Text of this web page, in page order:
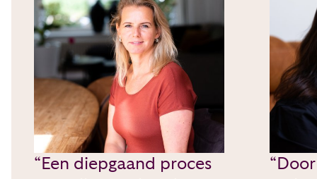
“Een diepgaand proces